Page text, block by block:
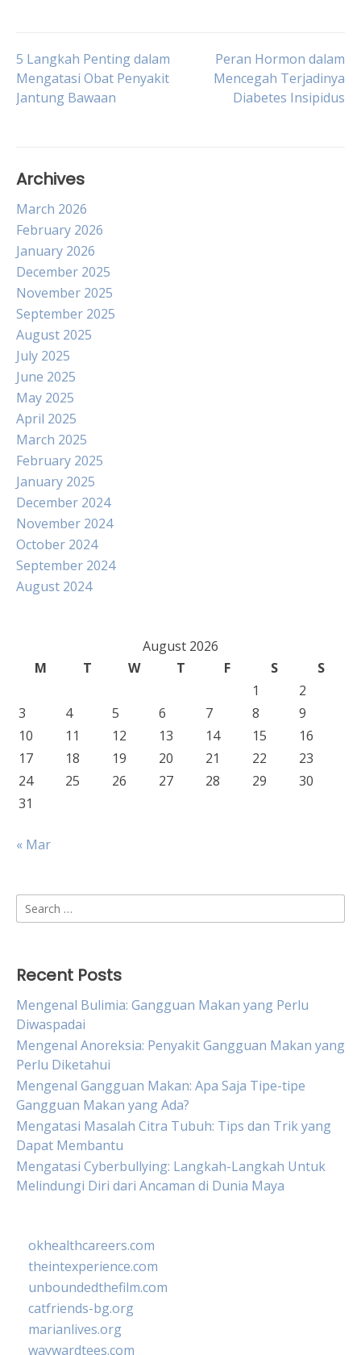
Post
navigation
5 Langkah Penting dalam
Mengatasi Obat Penyakit
Jantung Bawaan
Peran Hormon dalam
Mencegah Terjadinya
Diabetes Insipidus
Archives
March 2026
February 2026
January 2026
December 2025
November 2025
September 2025
August 2025
July 2025
June 2025
May 2025
April 2025
March 2025
February 2025
January 2025
December 2024
November 2024
October 2024
September 2024
August 2024
August 2026
M
T W T F S
S
1
2
3
4 5 6 7 8
9
10
11 12 13 14 15
16
17
18 19 20 21 22
23
24
25 26 27 28 29
30
31
« Mar
Search
for:
Recent Posts
Mengenal Bulimia: Gangguan Makan yang Perlu
Diwaspadai
Mengenal Anoreksia: Penyakit Gangguan Makan yang
Perlu Diketahui
Mengenal Gangguan Makan: Apa Saja Tipe-tipe
Gangguan Makan yang Ada?
Mengatasi Masalah Citra Tubuh: Tips dan Trik yang
Dapat Membantu
Mengatasi Cyberbullying: Langkah-Langkah Untuk
Melindungi Diri dari Ancaman di Dunia Maya
okhealthcareers.com
theintexperience.com
unboundedthefilm.com
catfriends-bg.org
marianlives.org
waywardtees.com